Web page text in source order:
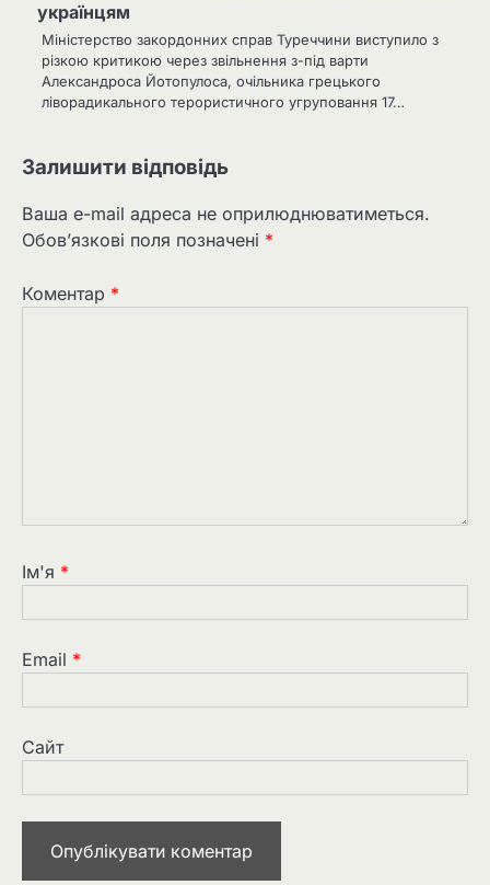
українцям
Міністерство закордонних справ Туреччини виступило з
різкою критикою через звільнення з-під варти
Александроса Йотопулоса, очільника грецького
ліворадикального терористичного угруповання 17…
Залишити відповідь
Ваша e-mail адреса не оприлюднюватиметься.
Обов’язкові поля позначені *
Коментар *
Ім'я *
Email *
Сайт